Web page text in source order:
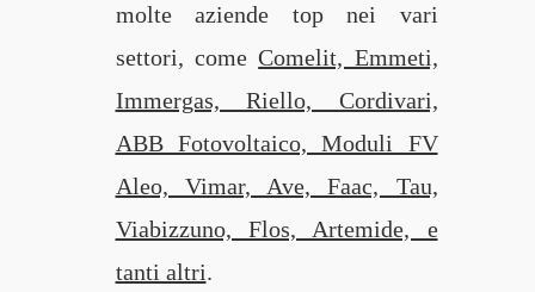
molte aziende top nei vari
settori, comeComelit, Emmeti,
Immergas, Riello, Cordivari,
ABB Fotovoltaico, Moduli FV
Aleo, Vimar, Ave, Faac, Tau,
Viabizzuno, Flos, Artemide, e
tanti altri.